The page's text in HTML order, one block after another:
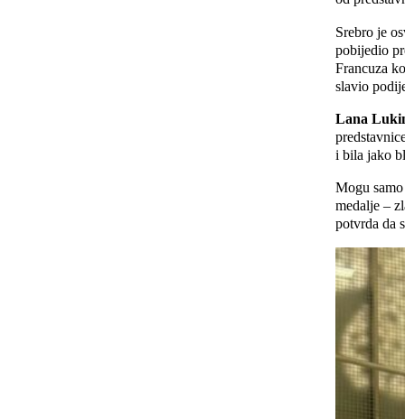
Srebro je
pobijedio
Francuza
slavio
Lana
i bila jako
Mogu
medalje –
potvrda da